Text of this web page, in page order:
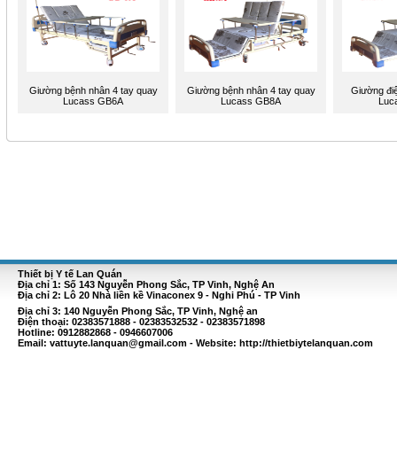
Giường bệnh nhân 4 tay quay
Lucass GB6A
Giường bệnh nhân 4 tay quay
Lucass GB8A
Giường
Thiết bị Y tế Lan Quán
Địa chỉ 1: Số 143 Nguyễn Phong Sắc, TP Vinh, Nghệ An
Địa chỉ 2: Lô 20 Nhà liền kề Vinaconex 9 - Nghi Phú - TP Vinh
Địa chỉ 3: 140 Nguyễn Phong Sắc, TP Vinh, Nghệ an
Điện thoại: 02383571888 - 02383532532 - 02383571898
Hotline: 0912882868 - 0946607006
Email: vattuyte.lanquan@gmail.com - Website: http://thietbiytelanquan.com